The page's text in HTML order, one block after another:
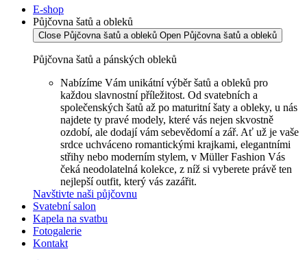
1198 Kč.990 Kč.
E-shop
Půjčovna šatů a obleků
Close Půjčovna šatů a obleků Open Půjčovna šatů a obleků
Půjčovna šatů a pánských obleků
Nabízíme Vám unikátní výběr šatů a obleků pro
každou slavnostní příležitost. Od svatebních a
společenských šatů až po maturitní šaty a obleky, u nás
najdete ty pravé modely, které vás nejen skvostně
ozdobí, ale dodají vám sebevědomí a zář. Ať už je vaše
srdce uchváceno romantickými krajkami, elegantními
střihy nebo moderním stylem, v Müller Fashion Vás
čeká neodolatelná kolekce, z níž si vyberete právě ten
nejlepší outfit, který vás zazářit.
Navštivte naši půjčovnu
Svatební salon
Kapela na svatbu
Fotogalerie
Kontakt